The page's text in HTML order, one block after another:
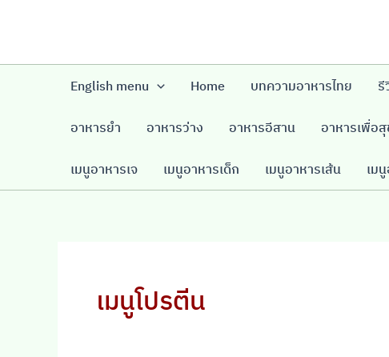
English menu Home บทความอาหารไทย รี
อาหารยำ อาหารว่าง อาหารอีสาน อาหารเพื่อ
เมนูอาหารเจ เมนูอาหารเด็ก เมนูอาหารเส้น เม
เมนูโปรตีน